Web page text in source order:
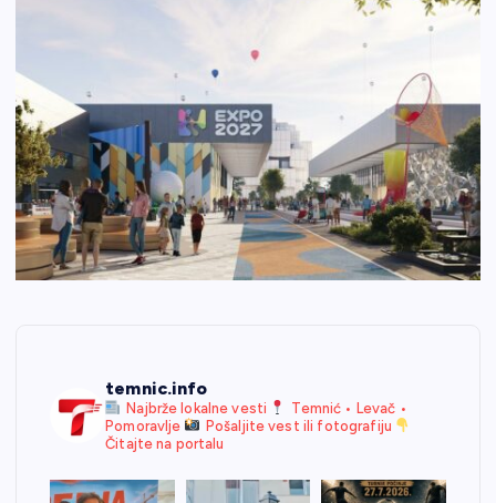
temnic.info
Najbrže lokalne vesti
Temnić • Levač •
Pomoravlje
Pošaljite vest ili fotografiju
Čitajte na portalu